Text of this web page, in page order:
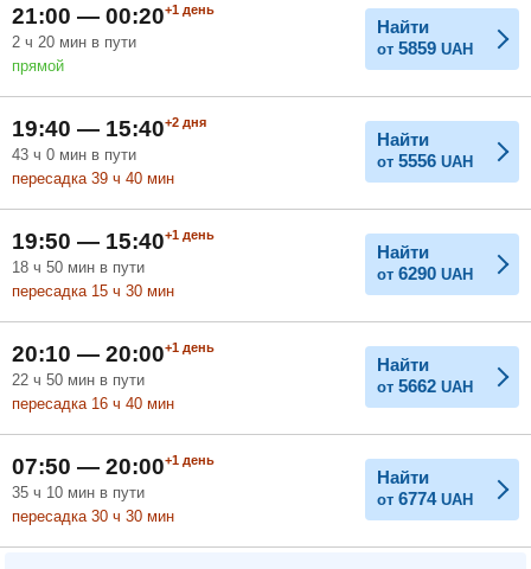
21:00 — 00:20+1 день
2 ч 20 мин в пути
прямой
Найти
от 5859 UAH
19:40 — 15:40+2 дня
43 ч 0 мин в пути
пересадка 39 ч 40 мин
Найти
от 5556 UAH
19:50 — 15:40+1 день
18 ч 50 мин в пути
пересадка 15 ч 30 мин
Найти
от 6290 UAH
20:10 — 20:00+1 день
22 ч 50 мин в пути
пересадка 16 ч 40 мин
Найти
от 5662 UAH
07:50 — 20:00+1 день
35 ч 10 мин в пути
пересадка 30 ч 30 мин
Найти
от 6774 UAH